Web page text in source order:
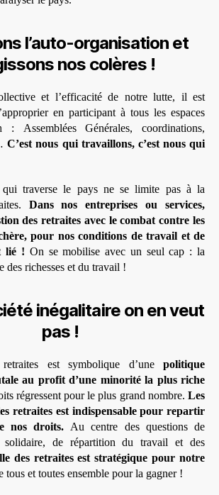
l’auto-organisation et
nos colères !
et l’efficacité de notre lutte, il est
en participant à tous les espaces
: Assemblées Générales, coordinations,
C’est nous qui travaillons, c’est nous qui
traverse le pays ne se limite pas à la
Dans nos entreprises ou services,
des retraites avec le combat contre les
pour nos conditions de travail et de
lié ! On se mobilise avec un seul cap : la
des richesses et du travail !
inégalitaire on en veut
pas !
est symbolique d’une politique
au profit d’une minorité la plus riche
régressent pour le plus grand nombre. Les
retraites est indispensable pour repartir
nos droits. Au centre des questions de
solidaire, de répartition du travail et des
des retraites est stratégique pour notre
tous et toutes ensemble pour la gagner !